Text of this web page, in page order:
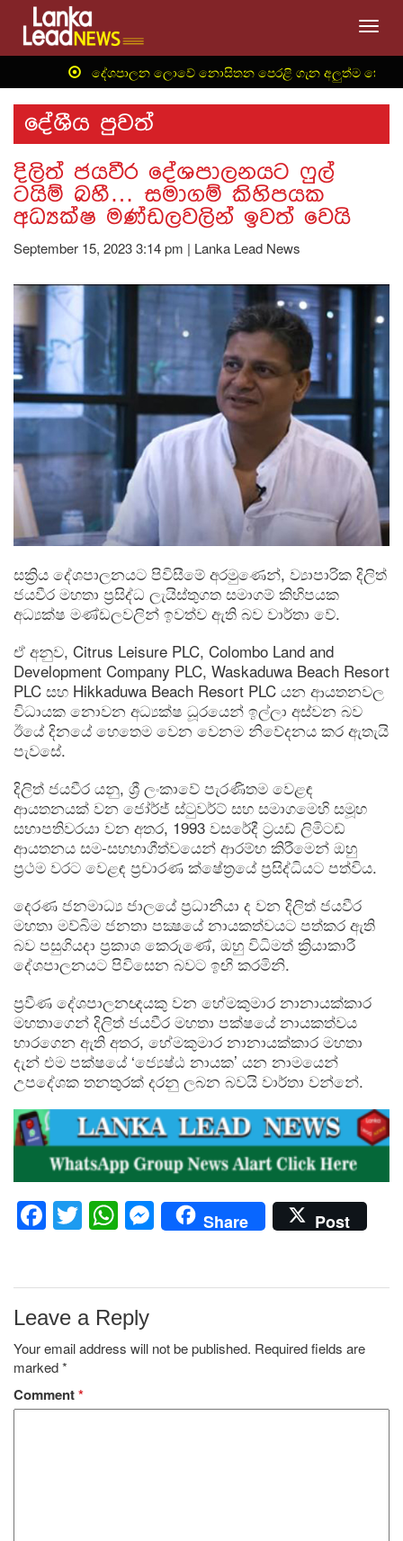
දේශපාලන ලොවේ නොසිතන පෙරළි ගැන අලුත්ම තොරතුරු
දේශීය පුවත්
දිලිත් ජයවීර දේශපාලනයට ෆුල්
ටයිම් බහී… සමාගම් කිහිපයක
අධ්‍යක්ෂ මණ්ඩලවලින් ඉවත් වෙයි
September 15, 2023 3:14 pm | Lanka Lead News
සක්‍රිය දේශපාලනයට පිවිසීමේ අරමුණෙන්, ව්‍යාපාරික දිලිත්
ජයවීර මහතා ප්‍රසිද්ධ ලැයිස්තුගත සමාගම් කිහිපයක
අධ්‍යක්ෂ මණ්ඩලවලින් ඉවත්ව ඇති බව වාර්තා වේ.
ඒ අනුව, Citrus Leisure PLC, Colombo Land and
Development Company PLC, Waskaduwa Beach Resort
PLC සහ Hikkaduwa Beach Resort PLC යන ආයතනවල
විධායක නොවන අධ්‍යක්ෂ ධූරයෙන් ඉල්ලා අස්වන බව
ඊයේ දිනයේ හෙතෙම වෙන වෙනම නිවේදනය කර ඇතැයි
පැවසේ.
දිලිත් ජයවීර යනු, ශ්‍රී ලංකාවේ පැරණිතම වෙළඳ
ආයතනයක් වන ජෝර්ජ් ස්ටුවර්ට් සහ සමාගමෙහි සමූහ
සභාපතිවරයා වන අතර, 1993 වසරේදී ට්‍රයඩ් ලිමිටඩ්
ආයතනය සම-සහභාගීත්වයෙන් ආරම්භ කිරීමෙන් ඔහු
ප්‍රථම වරට වෙළඳ ප්‍රචාරණ ක්ෂේත්‍රයේ ප්‍රසිද්ධියට පත්විය.
දෙරණ ජනමාධ්‍ය ජාලයේ ප්‍රධානීයා ද වන දිලිත් ජයවීර
මහතා මව්බිම ජනතා පක්‍ෂයේ නායකත්වයට පත්කර ඇති
බව පසුගියදා ප්‍රකාශ කෙරුණේ, ඔහු විධිමත් ක්‍රියාකාරී
දේශපාලනයට පිවිසෙන බවට ඉඟි කරමිනි.
ප්‍රවීණ දේශපාලනඥයකු වන හේමකුමාර නානායක්කාර
මහතාගෙන් දිලිත් ජයවීර මහතා පක්ෂයේ නායකත්වය
භාරගෙන ඇති අතර, හේමකුමාර නානායක්කාර මහතා
දැන් එම පක්ෂයේ ‘ජ්‍යෙෂ්ඨ නායක’ යන නාමයෙන්
උපදේශක තනතුරක් දරනු ලබන බවයි වාර්තා වන්නේ.
Facebook
Twitter
WhatsApp
Messenger
Share Post
Leave a Reply
Your email address will not be published. Required fields are
marked*
Comment*